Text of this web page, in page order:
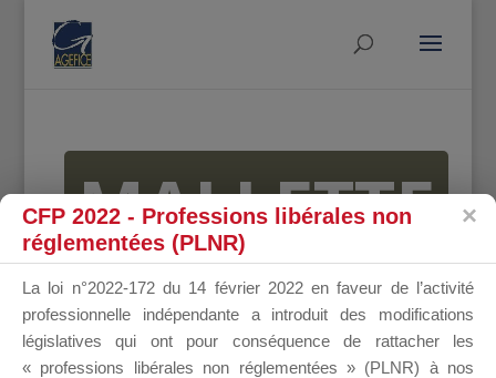
MALLETTE
DU
CFP 2022 - Professions libérales non
réglementées (PLNR)
La loi n°2022-172 du 14 février 2022 en faveur de l’activité
professionnelle indépendante a introduit des modifications
législatives qui ont pour conséquence de rattacher les
« professions libérales non réglementées » (PLNR) à nos